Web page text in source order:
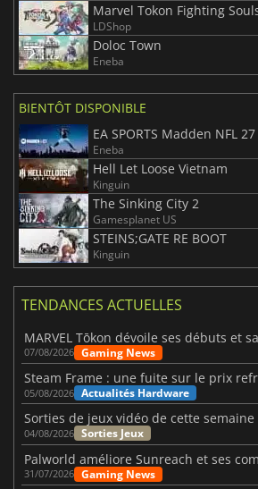
Marvel Tokon Fighting
LDShop
Doloc Town
Eneba
BIENTÔT DISPONIBLE
EA SPORTS Madden NFL 27
Eneba
Hell Let Loose Vietnam
Kinguin
The Sinking City 2
Gamesplanet US
STEINS;GATE RE BOOT
Kinguin
TENDANCES ACTUELLES
07/08/2026 Gaming News
05/08/2026 Actualités Hardware
04/08/2026 Sorties Jeux
Palworld améliore Sunreach et ses
31/07/2026 Gaming News